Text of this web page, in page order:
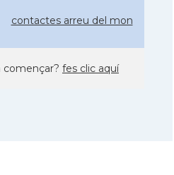
contactes arreu del mon
començar? fes clic aquí